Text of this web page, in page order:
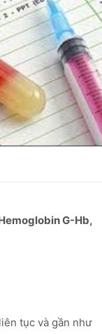
G-Hb,
tục và gần như